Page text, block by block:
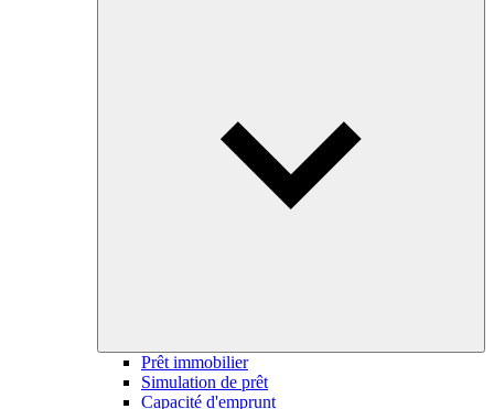
Prêt immobilier
Simulation de prêt
Capacité d'emprunt